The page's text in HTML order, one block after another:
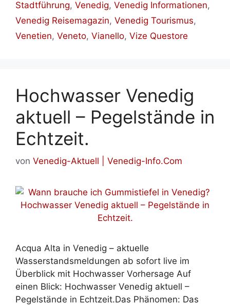
Stadtführung, Venedig, Venedig Informationen,
Venedig Reisemagazin, Venedig Tourismus,
Venetien, Veneto, Vianello, Vize Questore
Hochwasser Venedig
aktuell – Pegelstände in
Echtzeit.
von Venedig-Aktuell | Venedig-Info.Com
Acqua Alta in Venedig – aktuelle
Wasserstandsmeldungen ab sofort live im
Überblick mit Hochwasser Vorhersage Auf
einen Blick: Hochwasser Venedig aktuell –
Pegelstände in Echtzeit.Das Phänomen: Das